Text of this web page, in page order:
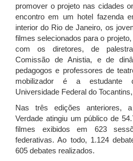
promover o projeto nas cidades
encontro em um hotel fazenda
interior do Rio de Janeiro, os
filmes selecionados para o
com os diretores, de
Comissão de Anistia, e de
pedagogos e professores de
mobilizador é a estudante
Universidade Federal do
Nas três edições anteriores,
Verdade atingiu um público de
filmes exibidos em 623
federativas. Ao todo, 1.124
605 debates realizados.